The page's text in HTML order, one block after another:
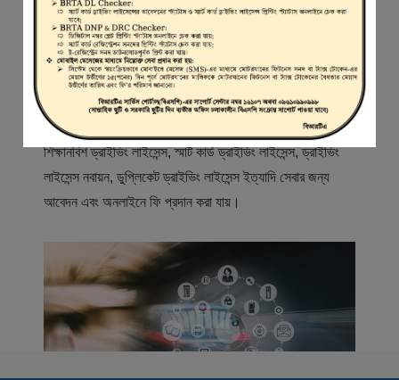
স্বাগতম
বিআরটিএ সার্ভিস পোর্টাল (বিএসপি) বাংলাদেশ রোড ট্রান্সপোর্ট অথরিটি
(বিআরটিএ) এর একটি অনলাইন সেবা প্রদানের মাধ্যম যেখানে ড্রাইভার,
মোটরযান মালিক, মোটরযান বিক্রেতাদের নিবন্ধিত করা হয় এবং
শিক্ষানবিশ ড্রাইভিং লাইসেন্স, স্মার্ট কার্ড ড্রাইভিং লাইসেন্স, ড্রাইভিং
লাইসেন্স নবায়ন, ডুপ্লিকেট ড্রাইভিং লাইসেন্স ইত্যাদি সেবার জন্য
আবেদন এবং অনলাইনে ফি প্রদান করা যায়।